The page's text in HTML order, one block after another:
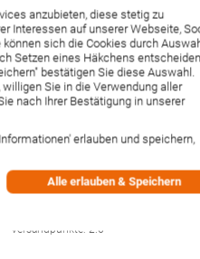
Hansa Brause-
5808, verchromt
Artikelnummer:58080201
Inkl. 19% MwSt.,zzgl.
-1% Rabatt bei Vorkasse per
Versandpunkte: 2.6
anzubieten, diese stetig zu
Interessen auf unserer Webseite,
sich die Cookies durch
Setzen eines Häkchens
bestätigen Sie diese Auswahl.
Sie in die Verwendung aller
nach Ihrer Bestätigung in unserer
erlauben und speichern,
Alle erlauben & Speichern